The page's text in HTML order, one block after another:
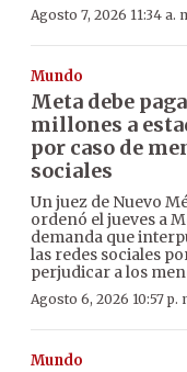
Agosto 7, 2026 11:34 a.
Mundo
Meta debe
millones a
por caso de
sociales
Un juez de Nuevo
ordenó el jueves a
demanda que
las redes sociales
perjudicar a los
Agosto 6, 2026 10:57 p.
Mundo